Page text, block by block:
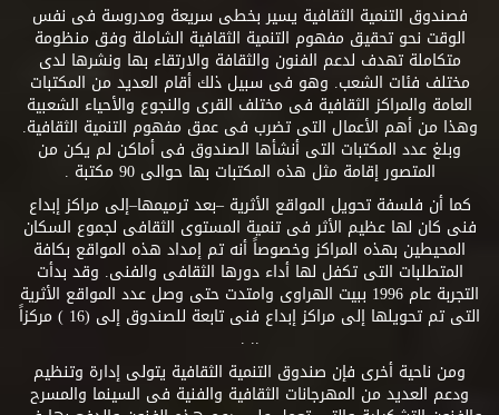
فصندوق التنمية الثقافية يسير بخطى سريعة ومدروسة فى نفس
الوقت نحو تحقيق مفهوم التنمية الثقافية الشاملة وفق منظومة
متكاملة تهدف لدعم الفنون والثقافة والارتقاء بها ونشرها لدى
مختلف فئات الشعب. وهو فى سبيل ذلك أقام العديد من المكتبات
العامة والمراكز الثقافية فى مختلف القرى والنجوع والأحياء الشعبية
وهذا من أهم الأعمال التى تضرب فى عمق مفهوم التنمية الثقافية.
وبلغ عدد المكتبات التى أنشأها الصندوق فى أماكن لم يكن من
المتصور إقامة مثل هذه المكتبات بها حوالى 90 مكتبة .
كما أن فلسفة تحويل المواقع الأثرية –بعد ترميمها–إلى مراكز إبداع
فنى كان لها عظيم الأثر فى تنمية المستوى الثقافى لجموع السكان
المحيطين بهذه المراكز وخصوصاً أنه تم إمداد هذه المواقع بكافة
المتطلبات التى تكفل لها أداء دورها الثقافى والفنى. وقد بدأت
التجربة عام 1996 ببيت الهراوى وامتدت حتى وصل عدد المواقع الأثرية
التى تم تحويلها إلى مراكز إبداع فنى تابعة للصندوق إلى (16 ) مركزاً
.. .
ومن ناحية أخرى فإن صندوق التنمية الثقافية يتولى إدارة وتنظيم
ودعم العديد من المهرجانات الثقافية والفنية فى السينما والمسرح